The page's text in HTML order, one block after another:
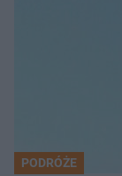
PODRÓŻE